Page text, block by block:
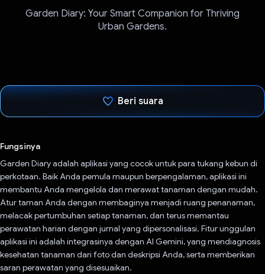
Garden Diary: Your Smart Companion for Thriving
Urban Gardens.
Beri suara
Fungsinya
Garden Diary adalah aplikasi yang cocok untuk para tukang kebun di
perkotaan. Baik Anda pemula maupun berpengalaman, aplikasi ini
membantu Anda mengelola dan merawat tanaman dengan mudah.
Atur taman Anda dengan membaginya menjadi ruang penanaman,
melacak pertumbuhan setiap tanaman, dan terus memantau
perawatan harian dengan jurnal yang dipersonalisasi. Fitur unggulan
aplikasi ini adalah integrasinya dengan AI Gemini, yang mendiagnosis
kesehatan tanaman dari foto dan deskripsi Anda, serta memberikan
saran perawatan yang disesuaikan.